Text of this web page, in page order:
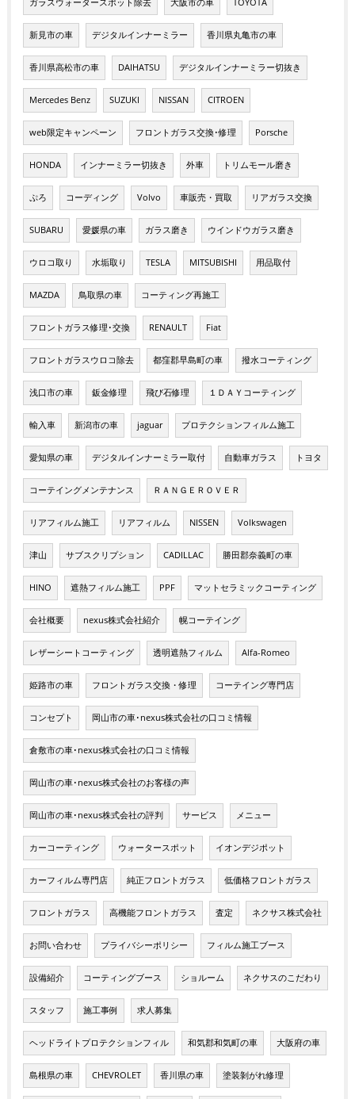
新見市の車 デジタルインナーミラー 香川県丸亀市の車
香川県高松市の車 DAIHATSU デジタルインナーミラー切抜き
Mercedes Benz SUZUKI NISSAN CITROEN
web限定キャンペーン フロントガラス交換･修理 Porsche
HONDA インナーミラー切抜き 外車 トリムモール磨き
ぷろ コーディング Volvo 車販売・買取 リアガラス交換
SUBARU 愛媛県の車 ガラス磨き ウインドウガラス磨き
ウロコ取り 水垢取り TESLA MITSUBISHI 用品取付
MAZDA 鳥取県の車 コーティング再施工
フロントガラス修理･交換 RENAULT Fiat
フロントガラスウロコ除去 都窪郡早島町の車 撥水コーティング
浅口市の車 鈑金修理 飛び石修理 １ＤＡＹコーティング
輸入車 新潟市の車 jaguar プロテクションフィルム施工
愛知県の車 デジタルインナーミラー取付 自動車ガラス トヨタ
コーテイングメンテナンス ＲＡＮＧＥＲＯＶＥＲ
リアフィルム施工 リアフィルム NISSEN Volkswagen
津山 サブスクリプション CADILLAC 勝田郡奈義町の車
HINO 遮熱フィルム施工 PPF マットセラミックコーティング
会社概要 nexus株式会社紹介 幌コーテイング
レザーシートコーティング 透明遮熱フィルム Alfa-Romeo
姫路市の車 フロントガラス交換・修理 コーテイング専門店
コンセプト 岡山市の車･nexus株式会社の口コミ情報
倉敷市の車･nexus株式会社の口コミ情報
岡山市の車･nexus株式会社のお客様の声
岡山市の車･nexus株式会社の評判 サービス メニュー
カーコーティング ウォータースポット イオンデジポット
カーフィルム専門店 純正フロントガラス 低価格フロントガラス
フロントガラス 高機能フロントガラス 査定 ネクサス株式会社
お問い合わせ プライバシーポリシー フィルム施工ブース
設備紹介 コーティングブース ショルーム ネクサスのこだわり
スタッフ 施工事例 求人募集
ヘッドライトプロテクションフィル 和気郡和気町の車 大阪府の車
島根県の車 CHEVROLET 香川県の車 塗装剝がれ修理